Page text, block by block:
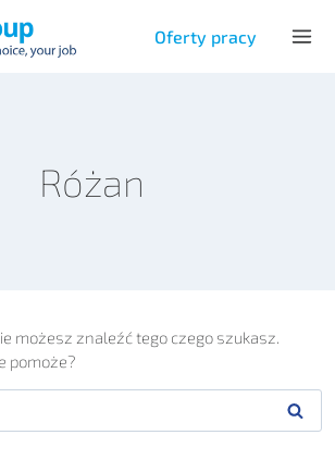
Oferty pracy
Różan
możesz znaleźć tego czego szukasz.
pomoże?